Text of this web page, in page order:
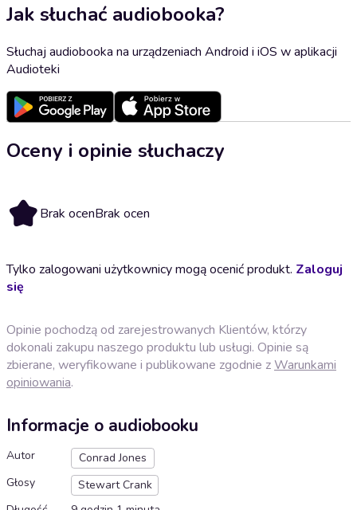
Jak słuchać audiobooka?
Słuchaj audiobooka na urządzeniach Android i iOS w aplikacji
Audioteki
Oceny i opinie słuchaczy
Brak ocenBrak ocen
Tylko zalogowani użytkownicy mogą ocenić produkt. Zaloguj
się
Opinie pochodzą od zarejestrowanych Klientów, którzy
dokonali zakupu naszego produktu lub usługi. Opinie są
zbierane, weryfikowane i publikowane zgodnie zWarunkami
opiniowania.
Informacje o audiobooku
Autor
Conrad Jones
Głosy
Stewart Crank